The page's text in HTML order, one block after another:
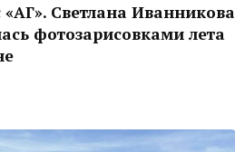
«АГ». Светлана Иванникова
фотозарисовками лета